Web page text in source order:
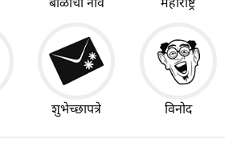
बाळाची नावे महाराष्ट्र
शुभेच्छापत्रे विनोद